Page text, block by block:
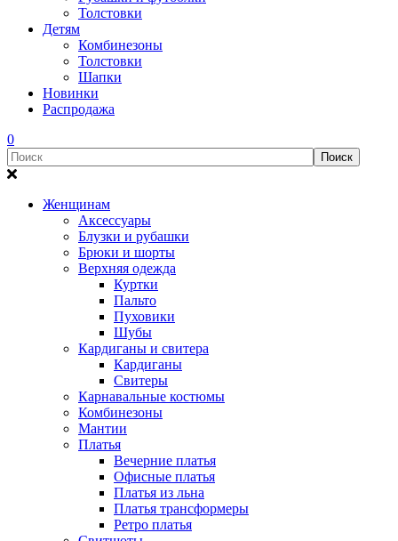
Толстовки
Детям
Комбинезоны
Толстовки
Шапки
Новинки
Распродажа
0
Женщинам
Аксессуары
Блузки и рубашки
Брюки и шорты
Верхняя одежда
Куртки
Пальто
Пуховики
Шубы
Кардиганы и свитера
Кардиганы
Свитеры
Карнавальные костюмы
Комбинезоны
Мантии
Платья
Вечерние платья
Офисные платья
Платья из льна
Платья трансформеры
Ретро платья